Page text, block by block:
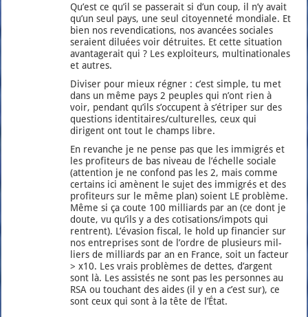
Qu’est ce qu’il se pas­se­rait si d’un coup, il n’y avait
qu’un seul pays, une seul citoyen­ne­té mon­diale. Et
bien nos reven­di­ca­tions, nos avan­cées sociales
seraient diluées voir détruites. Et cette situa­tion
avan­ta­ge­rait qui ? Les exploi­teurs, mul­ti­na­tio­nales
et autres.
Divi­ser pour mieux régner : c’est simple, tu met
dans un même pays 2 peuples qui n’ont rien à
voir, pen­dant qu’ils s’oc­cupent à s’é­tri­per sur des
ques­tions identitaires/culturelles, ceux qui
dirigent ont tout le champs libre.
En revanche je ne pense pas que les immi­grés et
les pro­fi­teurs de bas niveau de l’é­chelle sociale
(atten­tion je ne confond pas les 2, mais comme
cer­tains ici amènent le sujet des immi­grés et des
pro­fi­teurs sur le même plan) soient LE pro­blème.
Même si ça coute 100 mil­liards par an (ce dont je
doute, vu qu’ils y a des cotisations/impots qui
rentrent). L’é­va­sion fis­cal, le hold up finan­cier sur
nos entre­prises sont de l’ordre de plu­sieurs mil­
liers de mil­liards par an en France, soit un fac­teur
> x10. Les vrais pro­blèmes de dettes, d’argent
sont là. Les assis­tés ne sont pas les per­sonnes au
RSA ou tou­chant des aides (il y en a c’est sur), ce
sont ceux qui sont à la tête de l’É­tat.